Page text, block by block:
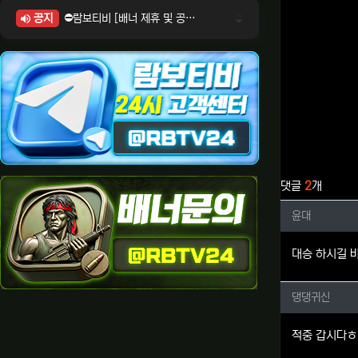
댓글 2개
윤대님의
윤대
대승 하시길
댕댕귀
댕댕귀신
적중 갑시다
공지
⛔람보티비 [배너 제휴 및 공식 입점 문의 안내]
⛔람보티비 [정회원 등급UP! 안내사항]
⛔람보티비 [채팅방 이용시 주의사항]
⛔람보티비 [공식보증업체 안내]